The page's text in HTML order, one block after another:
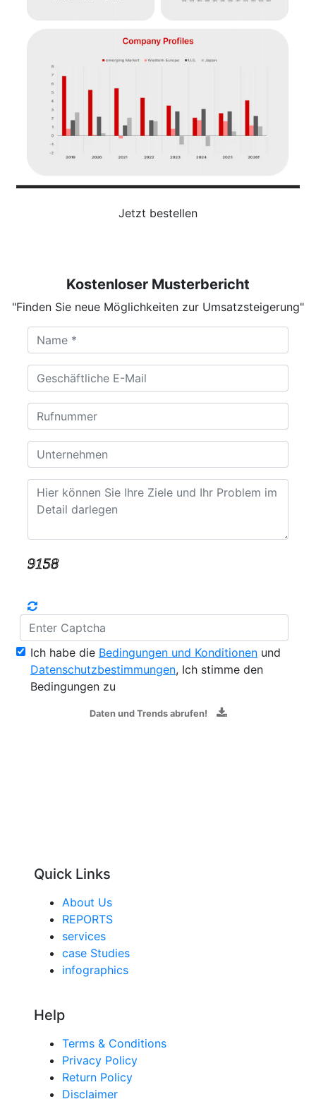
Jetzt bestellen
Kostenloser Musterbericht
"Finden Sie neue Möglichkeiten zur Umsatzsteigerung"
Ich habe die Bedingungen und Konditionen und
Datenschutzbestimmungen, Ich stimme den
Bedingungen zu
Daten und Trends abrufen!
Quick Links
About Us
REPORTS
services
case Studies
infographics
Help
Terms & Conditions
Privacy Policy
Return Policy
Disclaimer